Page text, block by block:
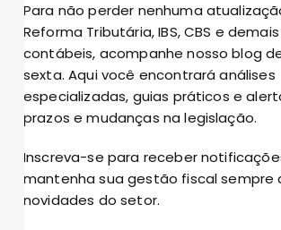
Para não perder nenhuma
Reforma Tributária, IBS, CBS e
contábeis, acompanhe nosso blog
sexta. Aqui você encontrará análises
especializadas, guias práticos e
prazos e mudanças na legislação.
Inscreva-se para receber
mantenha sua gestão fiscal sempre
novidades do setor.